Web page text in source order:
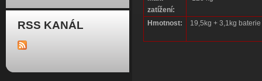
RSS KANÁL
zatížení:
Hmotnost: 19,5kg + 3,1kg baterie